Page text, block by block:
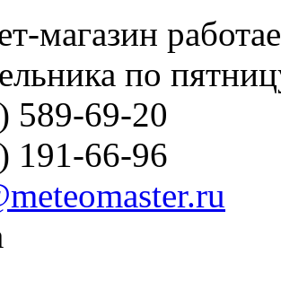
магазин
по
589-69-20
191-66-96